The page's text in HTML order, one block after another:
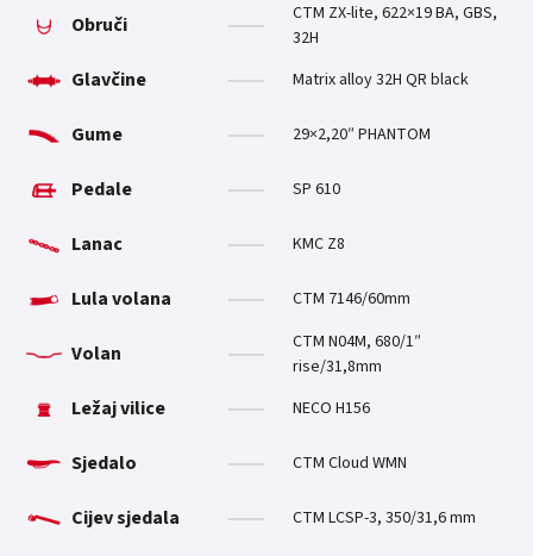
Obruči
CTM ZX-lite, 622×19 BA, GBS,
32H
Glavčine Matrix alloy 32H QR black
Gume 29×2,20″ PHANTOM
Pedale SP 610
Lanac KMC Z8
Lula volana CTM 7146/60mm
Volan
CTM N04M, 680/1″
rise/31,8mm
Ležaj vilice NECO H156
Sjedalo CTM Cloud WMN
Cijev sjedala CTM LCSP-3, 350/31,6 mm